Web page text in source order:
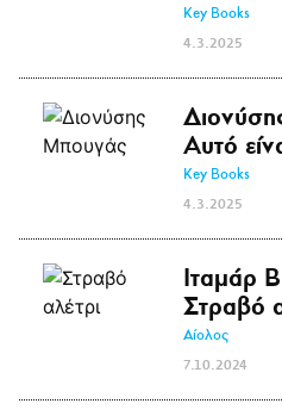
Key Books
4.3.2025
Αυτό
Key Books
4.3.2025
Ιταμάρ
Στραβό
Αίολος
7.10.2024